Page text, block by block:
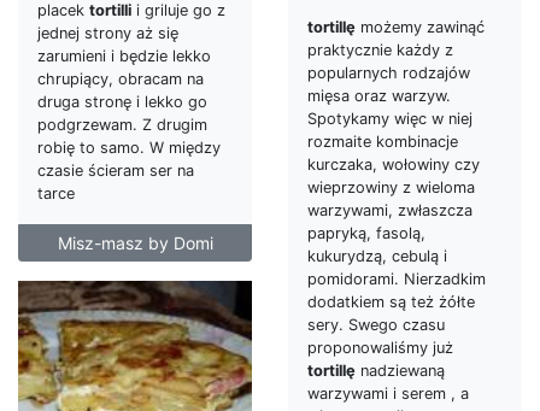
placek tortilli i griluje go z
jednej strony aż się
zarumieni i będzie lekko
chrupiący, obracam na
druga stronę i lekko go
podgrzewam. Z drugim
robię to samo. W między
czasie ścieram ser na
tarce
Misz-masz by Domi
tortillę możemy zawinąć
praktycznie każdy z
popularnych rodzajów
mięsa oraz warzyw.
Spotykamy więc w niej
rozmaite kombinacje
kurczaka, wołowiny czy
wieprzowiny z wieloma
warzywami, zwłaszcza
papryką, fasolą,
kukurydzą, cebulą i
pomidorami. Nierzadkim
dodatkiem są też żółte
sery. Swego czasu
proponowaliśmy już
tortillę nadziewaną
warzywami i serem , a